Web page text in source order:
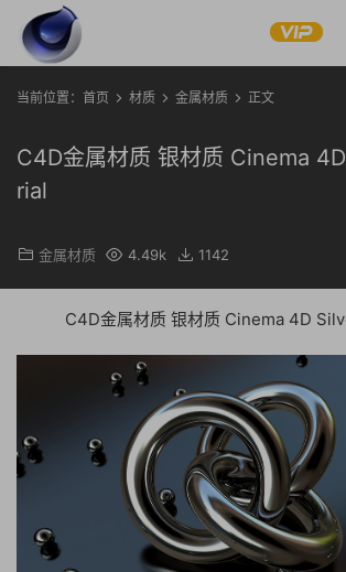
当前位置： 首页 材质 金属材质 正文
C4D金属材质 银材质 Cinema
rial
金属材质 4.49k 1142
C4D金属材质 银材质 Cinema 4D